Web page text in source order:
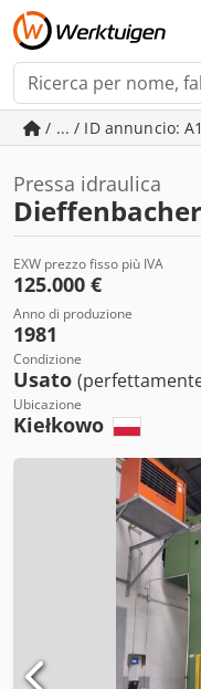
/ ... / ID annuncio:
Pressa idraulica
Dieffenbacher
EXW prezzo fisso più IVA
125.000 €
Anno di produzione
1981
Condizione
Usato
Ubicazione
Kiełkowo